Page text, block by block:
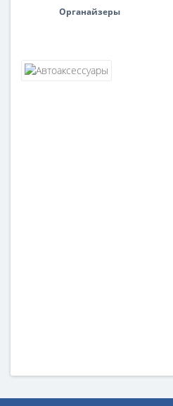
Органайзеры